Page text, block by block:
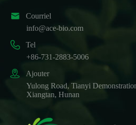

Courriel
info@ace-bio.com

Tel
+86-731-2883-5006

Ajouter
Yulong Road, Tianyi
Xiangtan, Hunan